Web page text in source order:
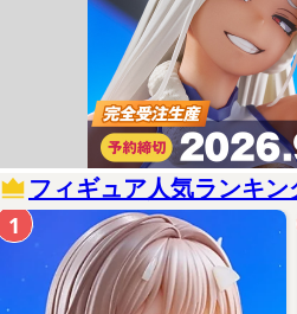
フィギュア人気ランキン
1